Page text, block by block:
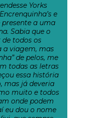
Yorks
e
a uma
Sabia que o
de todos os
a viagem, mas
de pelos, me
todas as letras
essa história
mas já deveria
muito e todos
onde podem
eu dou o nome